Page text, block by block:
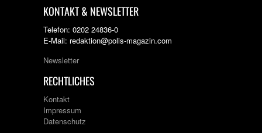
KONTAKT & NEWSLETTER
Telefon: 0202 24836-0
E-Mail: redaktion@polis-magazin.com
Newsletter
RECHTLICHES
Kontakt
Impressum
Datenschutz